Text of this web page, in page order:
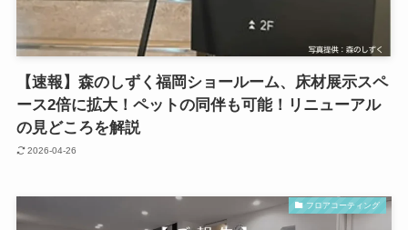
【速報】森のしずく福岡ショールーム、床材展示スペ
ース2倍に拡大！ペットの同伴も可能！リニューアル
の見どころを解説
2026-04-26
フロアコーティング